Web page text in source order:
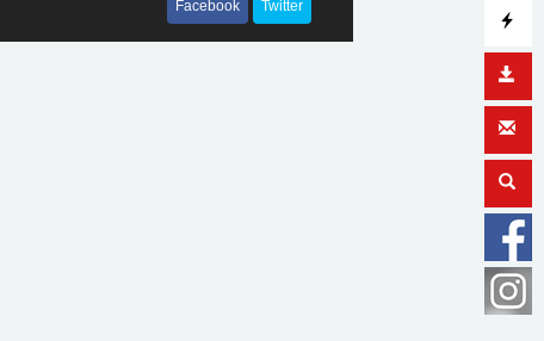
Facebook Twitter